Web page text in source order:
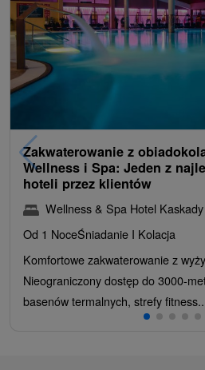
Zakwaterowanie z
Wellness i Spa: Jeden z
hoteli przez klientów
Wellness & Spa Hotel Kaskady
Od 1 NoceŚniadanie I Kolacja
Komfortowe zakwaterowanie z
Nieograniczony dostęp do 3000-
basenów termalnych, strefy